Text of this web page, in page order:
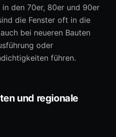
den 70er, 80er und 90er
die Fenster oft in die
bei neueren Bauten
oder
führen.
und regionale